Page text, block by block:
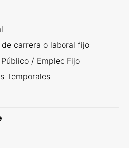
de carrera o laboral fijo
/ Empleo Fijo
Temporales